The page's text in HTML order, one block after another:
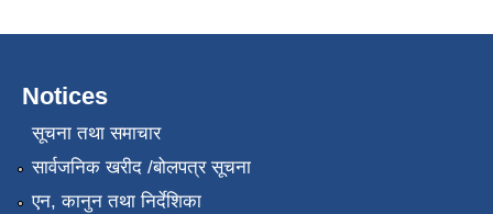
Notices
सूचना तथा समाचार
सार्वजनिक खरीद /बोलपत्र सूचना
एन, कानुन तथा निर्देशिका